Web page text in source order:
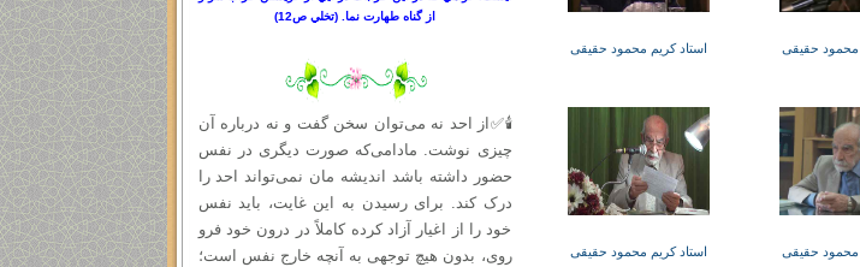
محمود حقیقی استاد کریم محمود حقیقی
محمود حقیقی استاد کریم محمود حقیقی
از گناه طهارت نما.
(تخلي ص12)
🕯✅از احد نه می‌توان سخن گفت و نه درباره آن
چیزی نوشت. مادامی‌که صورت دیگری در نفس
حضور داشته باشد اندیشه‌ مان نمی‌تواند احد را
درک کند. برای رسیدن به این غایت، باید نفس
خود را از اغیار آزاد کرده کاملاً در درون خود فرو
روی، بدون هیچ توجهی به آنچه خارج نفس است؛